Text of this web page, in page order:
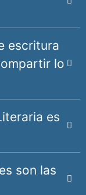
escritura
lo
es
son las